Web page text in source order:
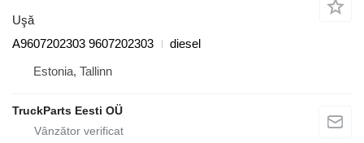
Uşă
A9607202303 9607202303
diesel
Estonia, Tallinn
TruckParts Eesti OÜ